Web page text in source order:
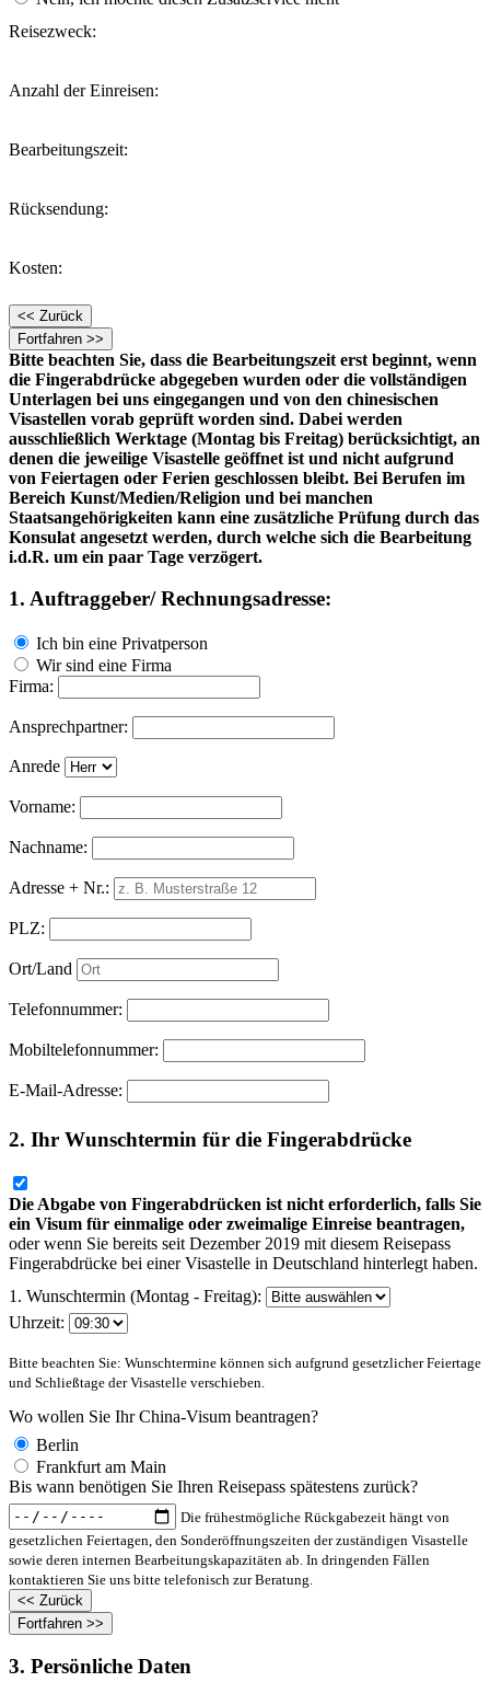
Reisezweck:
Anzahl der Einreisen:
Bearbeitungszeit:
Rücksendung:
Kosten:
Bitte beachten Sie, dass die Bearbeitungszeit erst beginnt, wenn
die Fingerabdrücke abgegeben wurden oder die vollständigen
Unterlagen bei uns eingegangen und von den chinesischen
Visastellen vorab geprüft worden sind. Dabei werden
ausschließlich Werktage (Montag bis Freitag) berücksichtigt, an
denen die jeweilige Visastelle geöffnet ist und nicht aufgrund
von Feiertagen oder Ferien geschlossen bleibt. Bei Berufen im
Bereich Kunst/Medien/Religion und bei manchen
Staatsangehörigkeiten kann eine zusätzliche Prüfung durch das
Konsulat angesetzt werden, durch welche sich die Bearbeitung
i.d.R. um ein paar Tage verzögert.
1. Auftraggeber/ Rechnungsadresse:
Ich bin eine Privatperson
Wir sind eine Firma
Firma:
Ansprechpartner:
Anrede
Vorname:
Nachname:
Adresse + Nr.:
PLZ:
Ort/Land
Telefonnummer:
Mobiltelefonnummer:
E-Mail-Adresse:
2. Ihr Wunschtermin für die Fingerabdrücke
Die Abgabe von Fingerabdrücken ist nicht erforderlich, falls Sie
ein Visum für einmalige oder zweimalige Einreise beantragen,
oder wenn Sie bereits seit Dezember 2019 mit diesem Reisepass
Fingerabdrücke bei einer Visastelle in Deutschland hinterlegt haben.
1. Wunschtermin (Montag - Freitag):
Uhrzeit:
Bitte beachten Sie: Wunschtermine können sich aufgrund gesetzlicher Feiertage
und Schließtage der Visastelle verschieben.
Wo wollen Sie Ihr China-Visum beantragen?
Berlin
Frankfurt am Main
Bis wann benötigen Sie Ihren Reisepass spätestens zurück?
Die frühestmögliche Rückgabezeit hängt von
gesetzlichen Feiertagen, den Sonderöffnungszeiten der zuständigen Visastelle
sowie deren internen Bearbeitungskapazitäten ab. In dringenden Fällen
kontaktieren Sie uns bitte telefonisch zur Beratung.
3. Persönliche Daten